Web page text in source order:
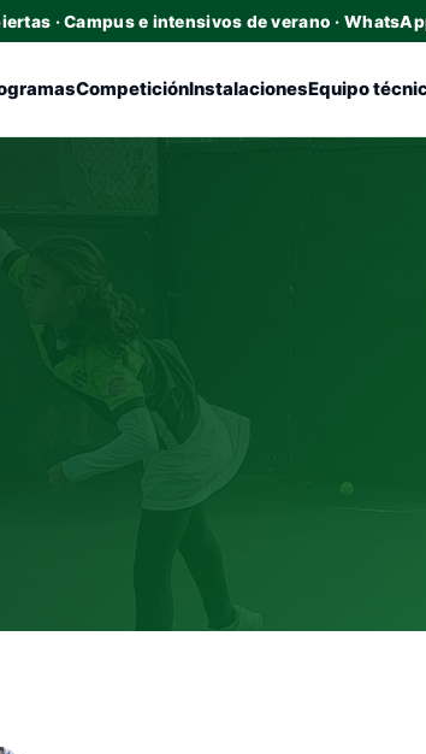
· Campus e intensivos de verano ·
CompeticiónInstalacionesEquipo